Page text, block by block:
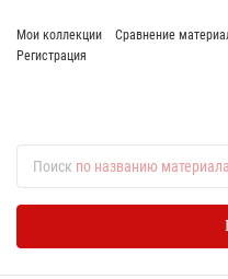
Мои коллекции Сравнение
Регистрация
Поиск по названию